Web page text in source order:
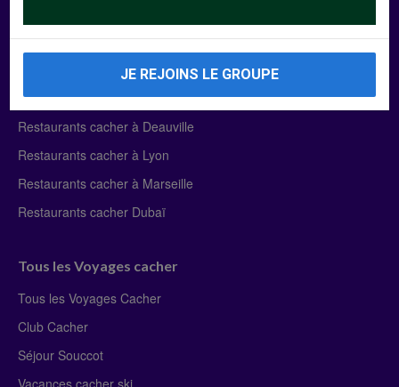
Manger Cacher
Liste des restaurants cacher
Restaurants cacher à Paris
Restaurants cacher à Deauville
Restaurants cacher à Lyon
Restaurants cacher à Marseille
Restaurants cacher Dubaï
Tous les Voyages cacher
Tous les Voyages Cacher
Club Cacher
Séjour Souccot
JE REJOINS LE GROUPE